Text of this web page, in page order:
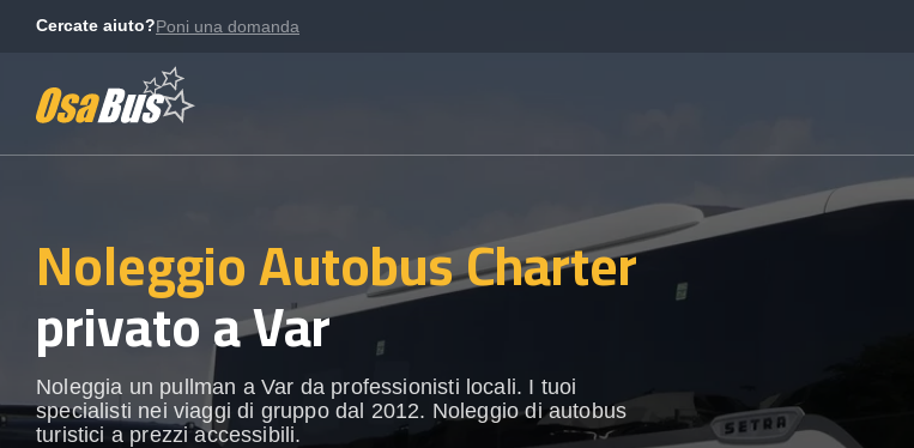
Cercate aiuto?Poni una domanda
Noleggio Autobus Charter
privato a Var
Noleggia un pullman a Var da professionisti locali. I tuoi
specialisti nei viaggi di gruppo dal 2012. Noleggio di autobus
turistici a prezzi accessibili.